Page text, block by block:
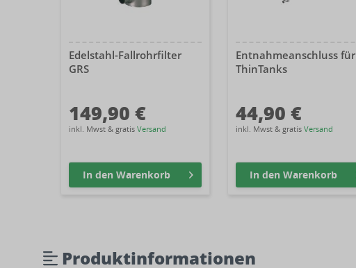
Edelstahl-Fallrohrfilter
GRS
149,90 €
inkl. Mwst & gratis Versand
In den Warenkorb
Entnahmeanschluss für
ThinTanks
44,90 €
inkl. Mwst & gratis Versand
In den Warenkorb
Produktinformationen